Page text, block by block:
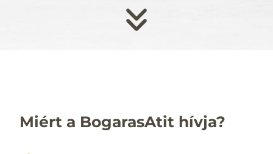
Miért a BogarasAtit hívja?